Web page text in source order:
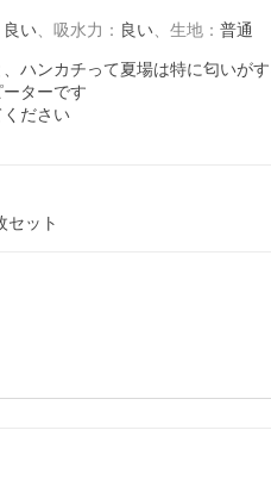
良い 吸水力 ： 良い 生地 ： 普通
ハンカチって夏場は特に匂いが
ターです
ださい
ット